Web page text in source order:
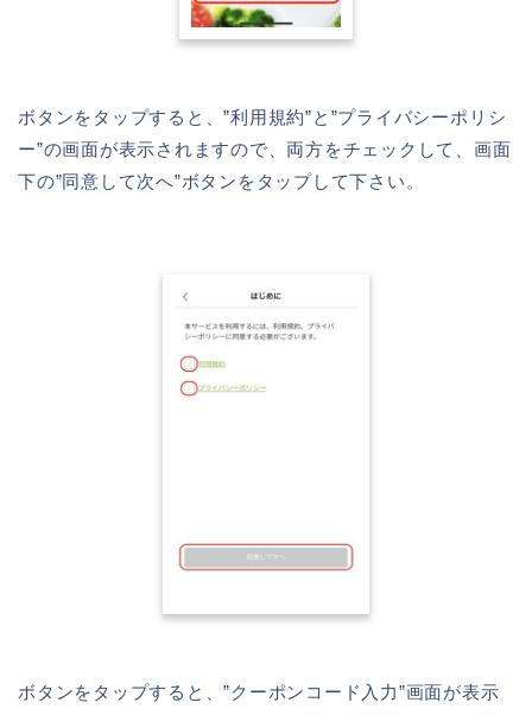
ボタンをタップすると、”利用規約”と”プライバシーポリシ
ー”の画面が表示されますので、両方をチェックして、画面
下の”同意して次へ”ボタンをタップして下さい。
ボタンをタップすると、”クーポンコード入力”画面が表示